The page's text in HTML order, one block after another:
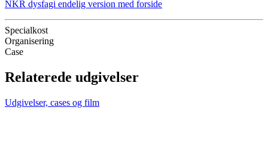
NKR dysfagi endelig version med forside
Specialkost
Organisering
Case
Relaterede udgivelser
Udgivelser, cases og film